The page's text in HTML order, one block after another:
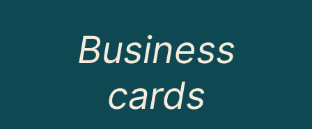
Business
cards